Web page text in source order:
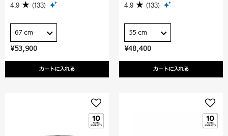
¥53,900
カートに入れる
4.9 (133)
67 cm
¥48,400
カートに入れる
4.9 (133)
55 cm